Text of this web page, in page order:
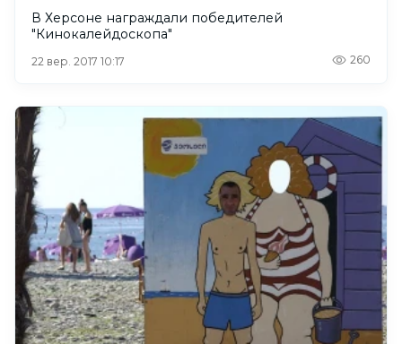
В Херсоне награждали победителей
"Кинокалейдоскопа"
22 вер. 2017 10:17 260